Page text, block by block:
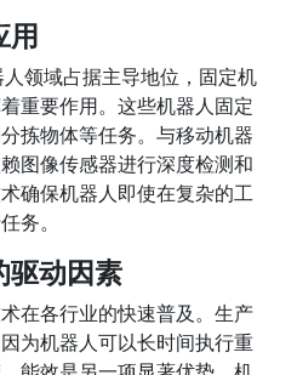
用
领域占据主导地位，固定机
重要作用。这些机器人固定
拣物体等任务。与移动机器
图像传感器进行深度检测和
确保机器人即使在复杂的工
务。
驱动因素
在各行业的快速普及。生产
为机器人可以长时间执行重